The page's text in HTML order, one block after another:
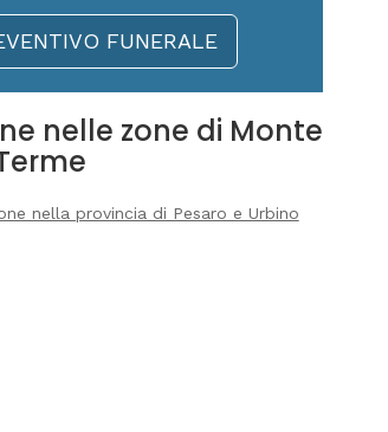
FUNERALE
nelle zone di Monte
nella provincia di Pesaro e Urbino